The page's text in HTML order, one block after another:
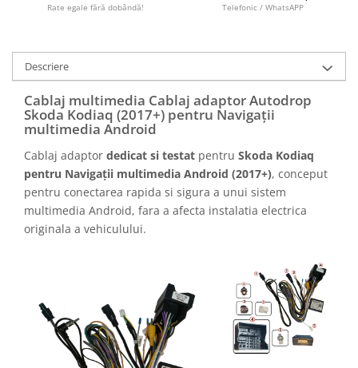
Camere marșarier auto
Camere Skoda
Camere Volkswagen
Camere Mercedes Benz
Camere Audi
Camere BMW
Camere Opel
Camere Iveco
Rate egale fără dobândă! Telefonic / WhatsAPP
Descriere
Cablaj multimedia Cablaj adaptor Autodrop
Skoda Kodiaq (2017+) pentru Navigații
multimedia Android
Cablaj adaptor dedicat si testat pentru Skoda Kodiaq
pentru Navigații multimedia Android (2017+), conceput
pentru conectarea rapida si sigura a unui sistem
multimedia Android, fara a afecta instalatia electrica
originala a vehiculului.